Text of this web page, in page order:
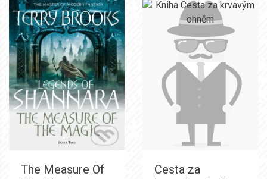
The Measure Of
Cesta za